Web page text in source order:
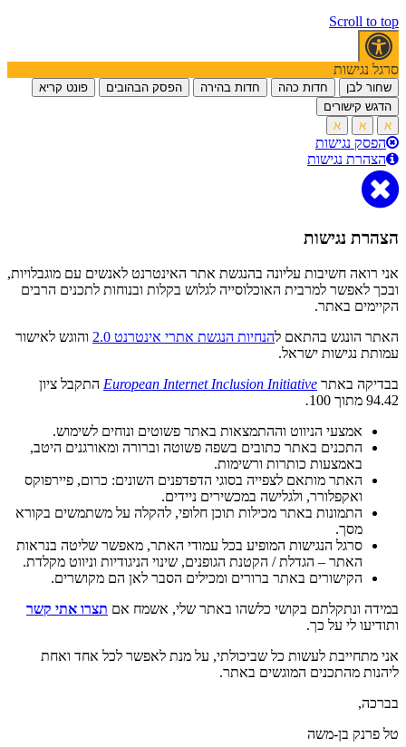
Scroll to top
סרגל נגישות
שחור לבן חדות כהה חדות בהירה הפסק הבהובים
פונט קריא
הדגש קישורים
א
א א
הפסק נגישות
הצהרת נגישות
הצהרת נגישות
אני רואה חשיבות עליונה בהנגשת אתר האינטרנט לאנשים עם מוגבלויות,
ובכך לאפשר למרבית האוכלוסייה לגלוש בקלות ובנוחות לתכנים הרבים
הקיימים באתר.
האתר הונגש בהתאם להנחיות הנגשת אתרי אינטרנט 2.0
והוגש לאישור
עמותת נגישות ישראל.
בבדיקה באתר European Internet Inclusion Initiative התקבל ציון
94.42 מתוך 100
.
אמצעי הניווט וההתמצאות באתר פשוטים ונוחים לשימוש.
התכנים באתר כתובים בשפה פשוטה וברורה ומאורגנים היטב,
באמצעות כותרות ורשימות.
האתר מותאם לצפייה בסוגי הדפדפנים השונים: כרום, פיירפוקס
ואקפלורר, ולגלישה במכשירים ניידים.
התמונות באתר מכילות תוכן חלופי, להקלה על משתמשים בקורא
מסך.
סרגל הנגישות המופיע בכל עמודי האתר, מאפשר שליטה בנראות
האתר – הגדלת / הקטנת הגופנים, שינוי הניגודיות וניווט מקלדת.
הקישורים באתר ברורים ומכילים הסבר לאן הם מקושרים.
במידה ונתקלתם בקושי כלשהו באתר שלי, אשמח אם תצרו אתי קשר
ותודיעו לי על כך.
אני מתחייבת לעשות כל שביכולתי, על מנת לאפשר לכל אחד ואחת
ליהנות מהתכנים המוגשים באתר.
בברכה,
טל פרנק בן-משה